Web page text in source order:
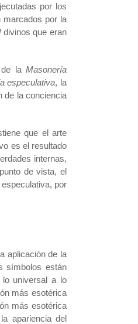
por los
marcados por la
divinos que eran
la Masonería
especulativa, la
de la conciencia
que el arte
es el resultado
internas,
de vista, el
por
aplicación de la
símbolos están
universal a lo
más esotérica
más esotérica
apariencia del